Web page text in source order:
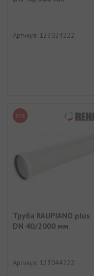
Артикул: 123024222
35%
Труба RAUPIANO plus
DN 40/2000 мм
Артикул: 123044222